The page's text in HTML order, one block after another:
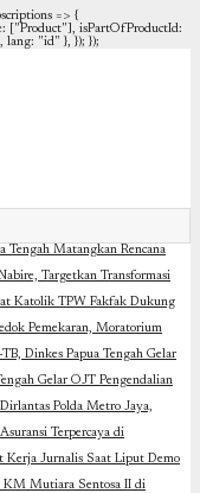
=> {
["Product"], isPartOfProductId:
lang: "id" }, }); });
Tengah Matangkan Rencana
Targetkan Transformasi
Katolik TPW Fakfak Dukung
Pemekaran, Moratorium
Dinkes Papua Tengah Gelar
Gelar OJT Pengendalian
Polda Metro Jaya,
Terpercaya di
Kerja Jurnalis Saat Liput Demo
KM Mutiara Sentosa II di